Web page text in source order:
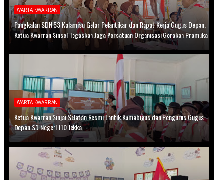
WARTA KWARRAN
Pangkalan SDN 53 Kalamisu Gelar Pelantikan dan Rapat Kerja Gugus Depan,
Ketua Kwarran Sinsel Tegaskan Jaga Persatuan Organisasi Gerakan Pramuka
WARTA KWARRAN
Ketua Kwarran Sinjai Selatan Resmi Lantik Kamabigus dan Pengurus Gugus
Depan SD Negeri 110 Jekka